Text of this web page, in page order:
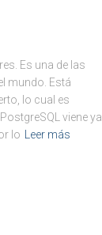
Es una de las
mundo. Está
lo cual es
viene ya
lo
Leer más